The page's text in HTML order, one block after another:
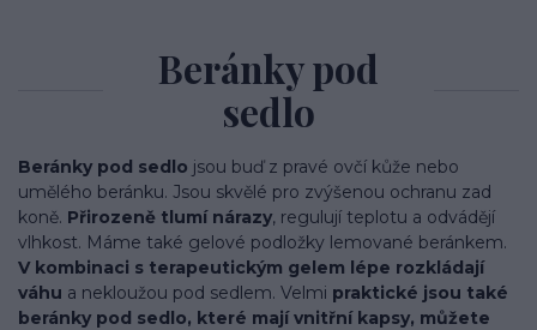
Beránky pod
sedlo
Beránky pod sedlo jsou buď z pravé ovčí kůže nebo
umělého beránku. Jsou skvělé pro zvýšenou ochranu zad
koně. Přirozeně tlumí nárazy, regulují teplotu a odvádějí
vlhkost. Máme také gelové podložky lemované beránkem.
V kombinaci s terapeutickým gelem lépe rozkládají
váhu a nekloužou pod sedlem. Velmi praktické jsou také
beránky pod sedlo, které mají vnitřní kapsy, můžete